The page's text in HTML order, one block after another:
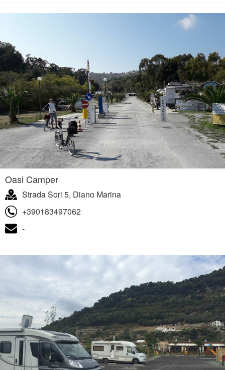
Oasi Camper
Strada Sori 5, Diano Marina
+390183497062
-